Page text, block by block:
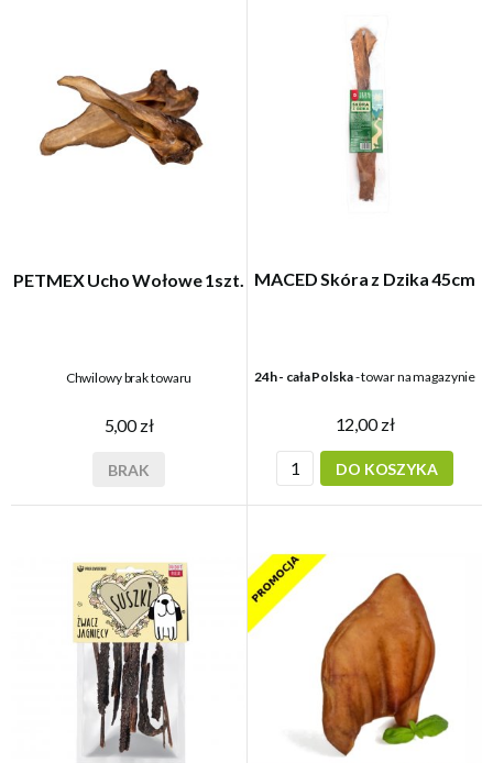
PETMEX Ucho Wołowe 1szt.
Chwilowy brak towaru
5,00 zł
BRAK
MACED Skóra z Dzika 45cm
24h - cała Polska- towar na magazynie
12,00 zł
DO KOSZYKA